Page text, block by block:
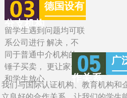
德国设有
分支机构
留学生遇到问题均可联
系公司进行 解决，不
同于普通中介机构的一
锤子买卖， 更让家长
和学生放心
广
作关系
我们与国际认证机构、教育机构和